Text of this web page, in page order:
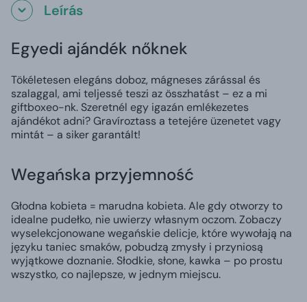
Leírás
Egyedi ajándék nőknek
Tökéletesen elegáns doboz, mágneses zárással és
szalaggal, ami teljessé teszi az összhatást – ez a mi
giftboxeo-nk. Szeretnél egy igazán emlékezetes
ajándékot adni? Gravíroztass a tetejére üzenetet vagy
mintát – a siker garantált!
Wegańska przyjemność
Głodna kobieta = marudna kobieta. Ale gdy otworzy to
idealne pudełko, nie uwierzy własnym oczom. Zobaczy
wyselekcjonowane wegańskie delicje, które wywołają na
języku taniec smaków, pobudzą zmysły i przyniosą
wyjątkowe doznanie. Słodkie, słone, kawka – po prostu
wszystko, co najlepsze, w jednym miejscu.